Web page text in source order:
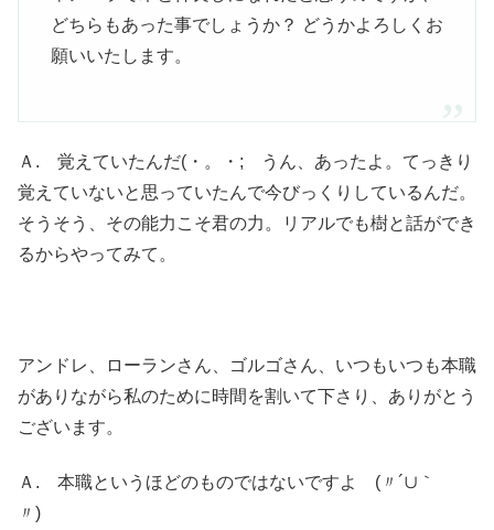
どちらもあった事でしょうか？ どうかよろしくお
願いいたします。
Ａ. 覚えていたんだ(・。・; うん、あったよ。てっきり
覚えていないと思っていたんで今びっくりしているんだ。
そうそう、その能力こそ君の力。リアルでも樹と話ができ
るからやってみて。
アンドレ、ローランさん、ゴルゴさん、いつもいつも本職
がありながら私のために時間を割いて下さり、ありがとう
ございます。
Ａ. 本職というほどのものではないですよ (〃´∪｀
〃)ゞ